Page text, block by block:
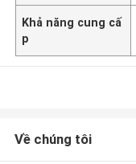
Khả năng cung cấ
p
Về chúng tôi